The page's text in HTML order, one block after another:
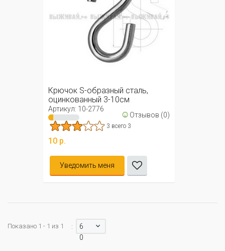
Крючок S-образный сталь,
оцинкованный 3-10см
Артикул: 10-2776 ☺ Отзывов (0)
3 всего 3
10 р.
Уведомить меня
Показано 1 - 1 из 1 :
6
0